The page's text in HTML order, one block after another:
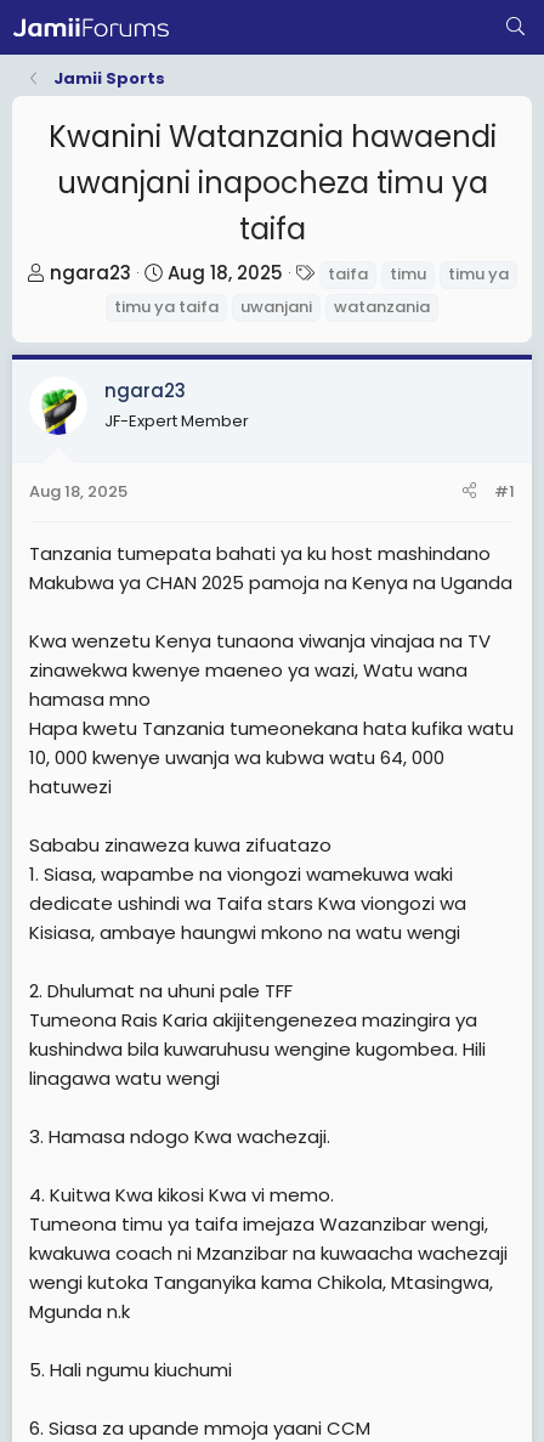
Jamii Sports
Kwanini Watanzania hawaendi
uwanjani inapocheza timu ya
taifa
T
e
a
d
a
t
e
ngara23
S
t
r
t
d
Aug 18, 2025
s
taifa timu
timu ya
timu ya taifa
uwanjani watanzania
ngara23
JF-Expert Member
Aug 18, 2025 #1
Tanzania tumepata bahati ya ku host mashindano
Makubwa ya CHAN 2025 pamoja na Kenya na Uganda
Kwa wenzetu Kenya tunaona viwanja vinajaa na TV
zinawekwa kwenye maeneo ya wazi, Watu wana
hamasa mno
Hapa kwetu Tanzania tumeonekana hata kufika watu
10, 000 kwenye uwanja wa kubwa watu 64, 000
hatuwezi
Sababu zinaweza kuwa zifuatazo
1. Siasa, wapambe na viongozi wamekuwa waki
dedicate ushindi wa Taifa stars Kwa viongozi wa
Kisiasa, ambaye haungwi mkono na watu wengi
2. Dhulumat na uhuni pale TFF
Tumeona Rais Karia akijitengenezea mazingira ya
kushindwa bila kuwaruhusu wengine kugombea. Hili
linagawa watu wengi
3. Hamasa ndogo Kwa wachezaji.
4. Kuitwa Kwa kikosi Kwa vi memo.
Tumeona timu ya taifa imejaza Wazanzibar wengi,
kwakuwa coach ni Mzanzibar na kuwaacha wachezaji
wengi kutoka Tanganyika kama Chikola, Mtasingwa,
Mgunda n.k
5. Hali ngumu kiuchumi
6. Siasa za upande mmoja yaani CCM